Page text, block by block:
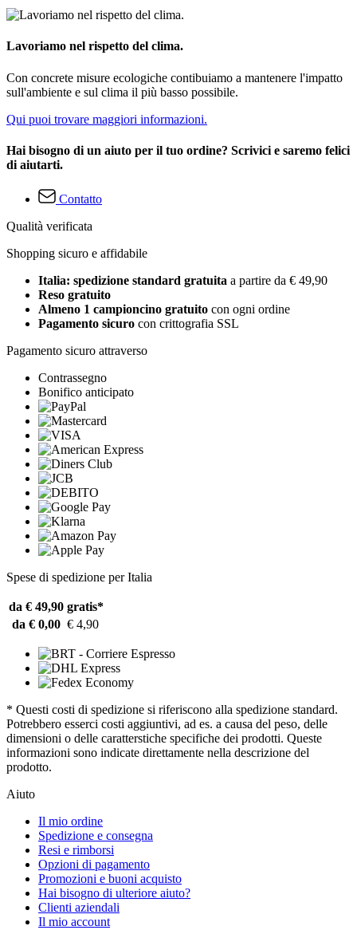
Lavoriamo nel rispetto del clima.
Con concrete misure ecologiche contibuiamo a mantenere l'impatto
sull'ambiente e sul clima il più basso possibile.
Qui puoi trovare maggiori informazioni.
Hai bisogno di un aiuto per il tuo ordine? Scrivici e saremo felici
di aiutarti.
Contatto
Qualità verificata
Shopping sicuro e affidabile
Italia: spedizione standard gratuita a partire da € 49,90
Reso gratuito
Almeno 1 campioncino gratuito con ogni ordine
Pagamento sicuro con crittografia SSL
Pagamento sicuro attraverso
Contrassegno
Bonifico anticipato
Spese di spedizione per Italia
da € 49,90 gratis*
da € 0,00 € 4,90
* Questi costi di spedizione si riferiscono alla spedizione standard.
Potrebbero esserci costi aggiuntivi, ad es. a causa del peso, delle
dimensioni o delle caratterstiche specifiche dei prodotti. Queste
informazioni sono indicate direttamente nella descrizione del
prodotto.
Aiuto
Il mio ordine
Spedizione e consegna
Resi e rimborsi
Opzioni di pagamento
Promozioni e buoni acquisto
Hai bisogno di ulteriore aiuto?
Clienti aziendali
Il mio account